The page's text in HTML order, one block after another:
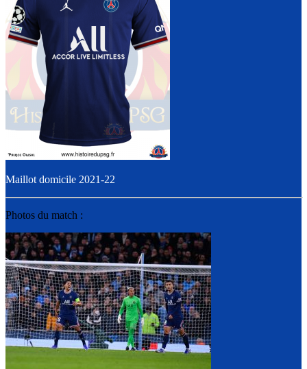
Maillot domicile 2021-22
Photos du match :